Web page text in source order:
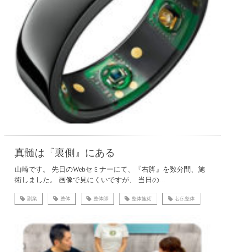
真髄は『裏側』にある
山崎です。 先日のWebセミナーにて、『右脚』を数分間、施
術しました。 画像で見にくいですが、 当日の...
副業 整体 整体師 整体施術 芯伝整体